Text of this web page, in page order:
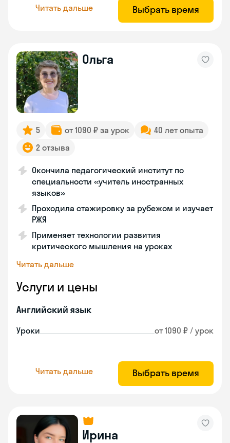
Читать дальше Выбрать время
Ольга
5 от 1090 ₽ за урок
40 лет опыта
2 отзыва
Окончила педагогический институт по
специальности «учитель иностранных
языков»
Проходила стажировку за рубежом и изучает
РЖЯ
Применяет технологии развития
критического мышления на уроках
Читать дальше
Услуги и цены
Английский язык
Уроки от 1090 ₽ / урок
Читать дальше Выбрать время
Ирина